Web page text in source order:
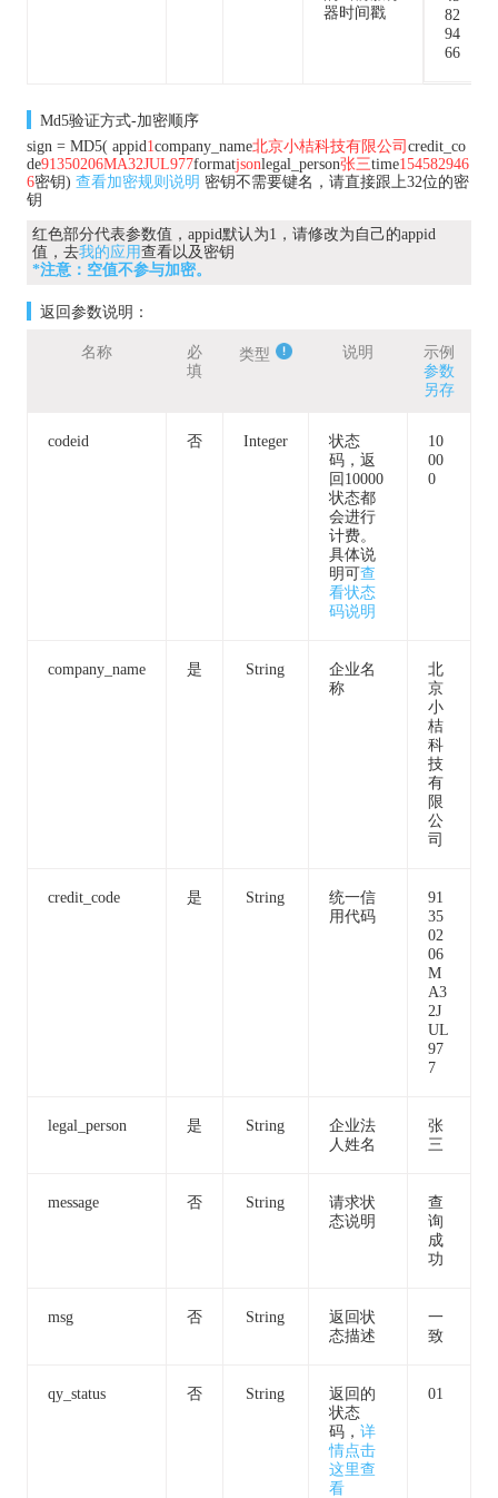
器时间戳
82
94
66
Md5验证方式-加密顺序
sign = MD5( appid1company_name北京小桔科技有限公司 credit_co
de91350206MA32JUL977formatjsonlegal_person张三time154582946
6密钥) 查看加密规则说明 密钥不需要键名，请直接跟上32位的密
钥
红色部分代表参数值，appid默认为1，请修改为自己的appid
值，去我的应用查看以及密钥
*注意：空值不参与加密。
返回参数说明：
名称
必
填
类型 说明
示例
参数
另存
codeid 否 Integer
状态
码，返
回10000
状态都
会进行
计费。
具体说
明可查
看状态
码说明
10
00
0
company_name 是 String
企业名
称
北
京
小
桔
科
技
有
限
公
司
credit_code 是 String
统一信
用代码
91
35
02
06
M
A3
2J
UL
97
7
legal_person 是 String
企业法
人姓名
张
三
message 否 String
请求状
态说明
查
询
成
功
msg 否 String
返回状
态描述
一
致
qy_status 否 String
返回的
状态
码， 详
情点击
这里查
看
01